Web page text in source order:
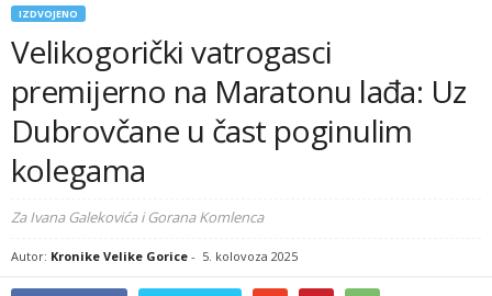
IZDVOJENO
Velikogorički vatrogasci
premijerno na Maratonu lađa: Uz
Dubrovčane u čast poginulim
kolegama
Za Ivana Galekovića i Gorana Komlenca
Autor: Kronike Velike Gorice - 5. kolovoza 2025